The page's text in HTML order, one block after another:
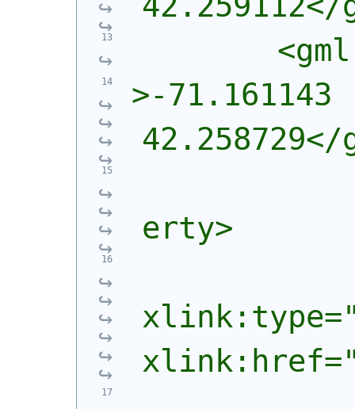
>-71.161143
42.258729</
erty>